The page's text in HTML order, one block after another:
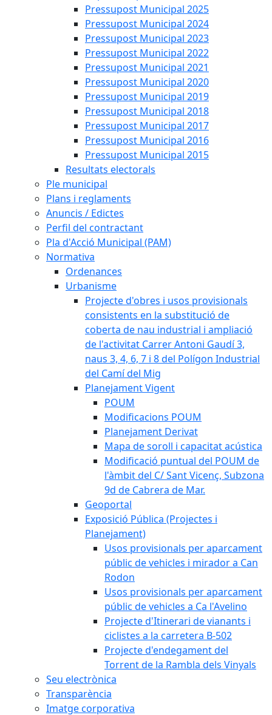
Pressupost Municipal 2025
Pressupost Municipal 2024
Pressupost Municipal 2023
Pressupost Municipal 2022
Pressupost Municipal 2021
Pressupost Municipal 2020
Pressupost Municipal 2019
Pressupost Municipal 2018
Pressupost Municipal 2017
Pressupost Municipal 2016
Pressupost Municipal 2015
Resultats electorals
Ple municipal
Plans i reglaments
Anuncis / Edictes
Perfil del contractant
Pla d'Acció Municipal (PAM)
Normativa
Ordenances
Urbanisme
Projecte d'obres i usos provisionals
consistents en la substitució de
coberta de nau industrial i ampliació
de l'activitat Carrer Antoni Gaudí 3,
naus 3, 4, 6, 7 i 8 del Polígon Industrial
del Camí del Mig
Planejament Vigent
POUM
Modificacions POUM
Planejament Derivat
Mapa de soroll i capacitat acústica
Modificació puntual del POUM de
l'àmbit del C/ Sant Vicenç, Subzona
9d de Cabrera de Mar.
Geoportal
Exposició Pública (Projectes i
Planejament)
Usos provisionals per aparcament
públic de vehicles i mirador a Can
Rodon
Usos provisionals per aparcament
públic de vehicles a Ca l'Avelino
Projecte d'Itinerari de vianants i
ciclistes a la carretera B-502
Projecte d'endegament del
Torrent de la Rambla dels Vinyals
Seu electrònica
Transparència
Imatge corporativa